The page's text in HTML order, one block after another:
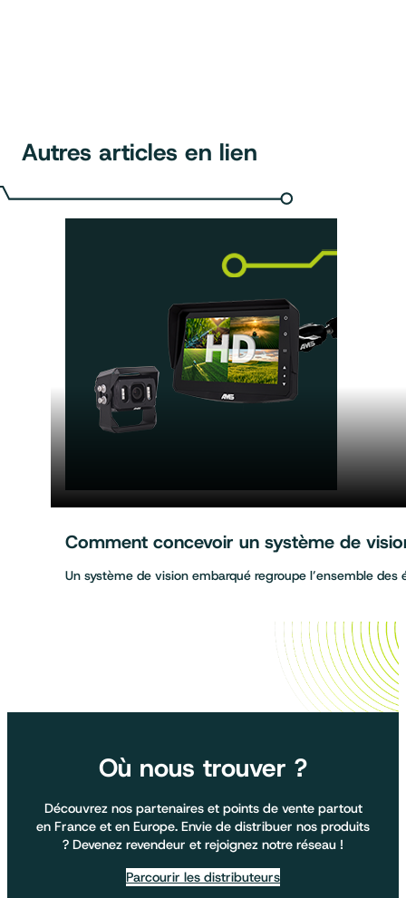
Autres articles en lien
Comment concevoir un système de
Un système de vision embarqué regroupe l’ensemble
Où nous trouver ?
Découvrez nos partenaires et points de vente partout
en France et en Europe. Envie de distribuer nos produits
? Devenez revendeur et rejoignez notre réseau !
Parcourir les distributeurs